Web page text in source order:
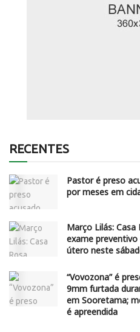
RECENTES
Pastor é preso
por meses em
Março Lilás:
exame
útero neste
“Vovozona” é
9mm furtada
em Sooretama;
é apreendida